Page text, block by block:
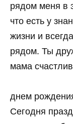
рядом меня в
что есть у
жизни и
рядом. Ты
мама
днем
Сегодня